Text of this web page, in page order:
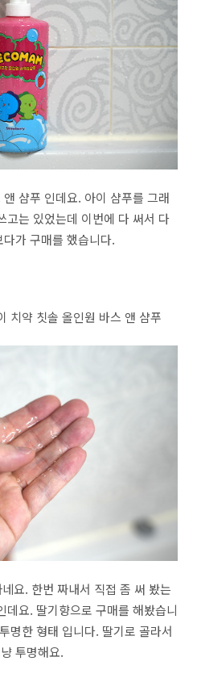
샴푸 인데요. 아이 샴푸를 그래
고는 있었는데 이번에 다 써서 다
가 구매를 했습니다.
치약 칫솔 올인원 바스 앤 샴푸
요. 한번 짜내서 직접 좀 써 봤는
데요. 딸기향으로 구매를 해봤습니
명한 형태 입니다. 딸기로 골라서
투명해요.